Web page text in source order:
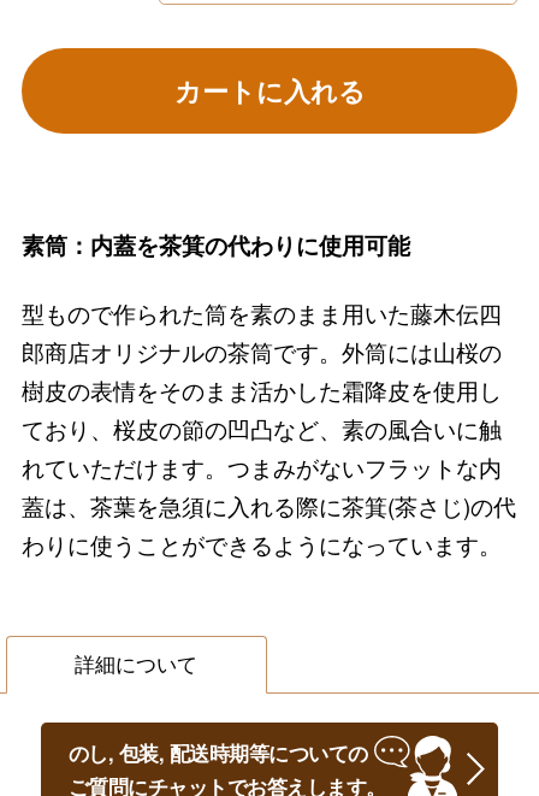
カートに入れる
素筒：内蓋を茶箕の代わりに使用可能
型もので作られた筒を素のまま用いた藤木伝四
郎商店オリジナルの茶筒です。外筒には山桜の
樹皮の表情をそのまま活かした霜降皮を使用し
ており、桜皮の節の凹凸など、素の風合いに触
れていただけます。つまみがないフラットな内
蓋は、茶葉を急須に入れる際に茶箕(茶さじ)の代
わりに使うことができるようになっています。
詳細について
のし, 包装, 配送時期等についての
ご質問にチャットでお答えします。